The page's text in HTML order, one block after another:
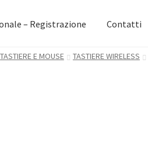
– Registrazione Contatti
TASTIERE E MOUSE TASTIERE WIRELESS